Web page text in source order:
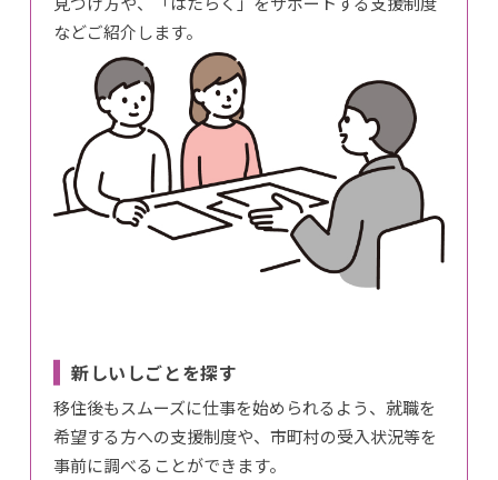
などご紹介します。
新しいしごとを探す
移住後もスムーズに仕事を始められるよう、就職を
希望する方への支援制度や、市町村の受入状況等を
事前に調べることができます。